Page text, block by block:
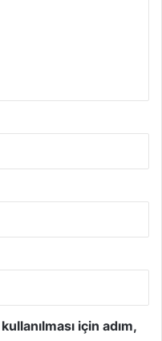
için adım,